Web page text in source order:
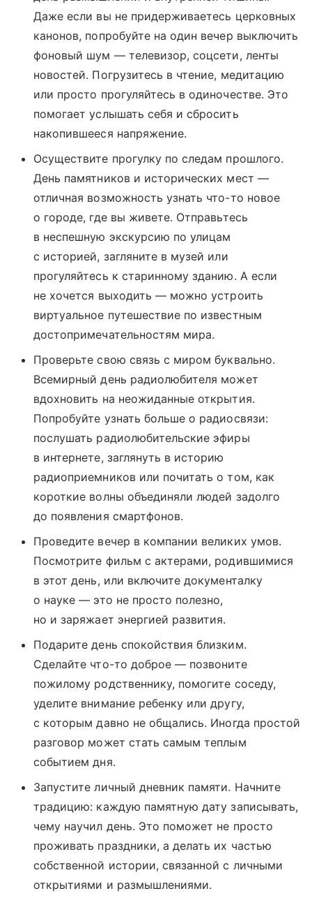
Даже если вы не придерживаетесь церковных
канонов, попробуйте на один вечер выключить
фоновый шум — телевизор, соцсети, ленты
новостей. Погрузитесь в чтение, медитацию
или просто прогуляйтесь в одиночестве. Это
помогает услышать себя и сбросить
накопившееся напряжение.
Осуществите прогулку по следам прошлого.
День памятников и исторических мест —
отличная возможность узнать что-то новое
о городе, где вы живете. Отправьтесь
в неспешную экскурсию по улицам
с историей, загляните в музей или
прогуляйтесь к старинному зданию. А если
не хочется выходить — можно устроить
виртуальное путешествие по известным
достопримечательностям мира.
Проверьте свою связь с миром буквально.
Всемирный день радиолюбителя может
вдохновить на неожиданные открытия.
Попробуйте узнать больше о радиосвязи:
послушать радиолюбительские эфиры
в интернете, заглянуть в историю
радиоприемников или почитать о том, как
короткие волны объединяли людей задолго
до появления смартфонов.
Проведите вечер в компании великих умов.
Посмотрите фильм с актерами, родившимися
в этот день, или включите документалку
о науке — это не просто полезно,
но и заряжает энергией развития.
Подарите день спокойствия близким.
Сделайте что-то доброе — позвоните
пожилому родственнику, помогите соседу,
уделите внимание ребенку или другу,
с которым давно не общались. Иногда простой
разговор может стать самым теплым
событием дня.
Запустите личный дневник памяти. Начните
традицию: каждую памятную дату записывать,
чему научил день. Это поможет не просто
проживать праздники, а делать их частью
собственной истории, связанной с личными
открытиями и размышлениями.